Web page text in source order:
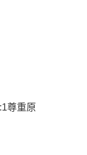
尊重原